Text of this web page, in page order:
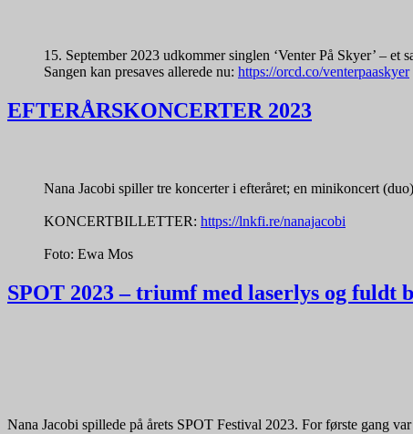
15. September 2023 udkommer singlen ‘Venter På Skyer’ –
Sangen kan presaves allerede nu: https://orcd.co/venterpaaskyer
EFTERÅRSKONCERTER 2023
Nana Jacobi spiller tre koncerter i efteråret; en minikoncert
KONCERTBILLETTER: https://lnkfi.re/nanajacobi
Foto: Ewa Mos
SPOT 2023 – triumf med laserlys og fuldt
Nana Jacobi spillede på årets SPOT Festival 2023. For første gang